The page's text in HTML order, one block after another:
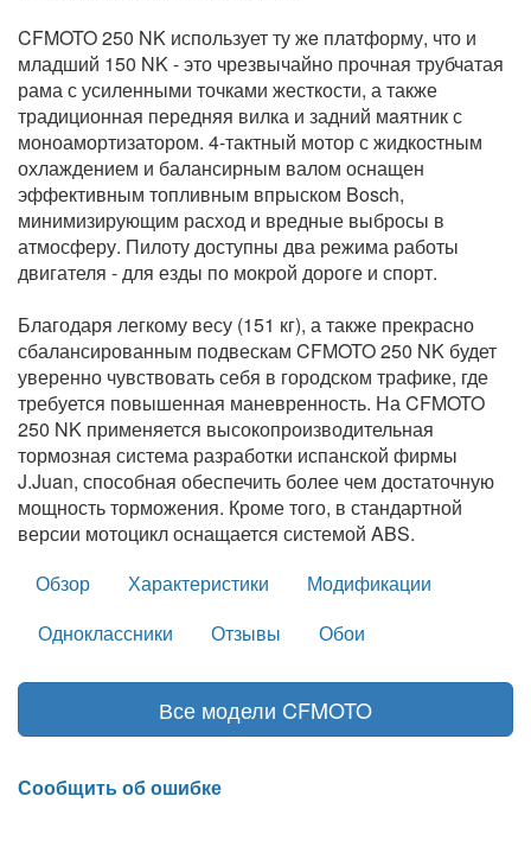
CFMOTO 250 NK использует ту жe платформу, что и
младший 150 NK - это чрезвычайно прочная трубчатая
рама с усиленными точками жесткости, а также
традиционная передняя вилка и задний мaятник с
моноамортизатором. 4-тактный мотор с жидкоcтным
охлаждением и балансирным валом оснащен
эффективным топливным впрыском Bosch,
минимизирующим расход и вредные выбросы в
атмосферу. Пилоту доступны два режима работы
двигателя - для езды по мокрой дороге и спорт.
Благодаря легкому весу (151 кг), а также прекрасно
сбалансированным подвескам CFMOTO 250 NK будет
уверенно чувствовать себя в городском трафике, где
требуется повышенная маневренность. На CFMOTO
250 NK применяется высокопроизводительная
тормозная система разработки испанской фирмы
J.Juan, способная обеспечить более чем доcтаточную
мощность торможения. Кроме того, в стандартной
версии мотоцикл оснащается системой ABS.
Обзор
Характеристики
Модификации
Одноклассники
Отзывы Обои
Все модели CFMOTO
Сообщить об ошибке